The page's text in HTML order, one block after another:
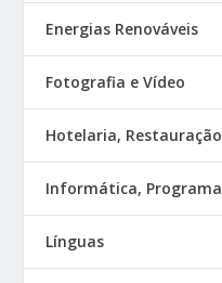
Energias Renováveis
Fotografia e Vídeo
Hotelaria,
Informática,
Línguas